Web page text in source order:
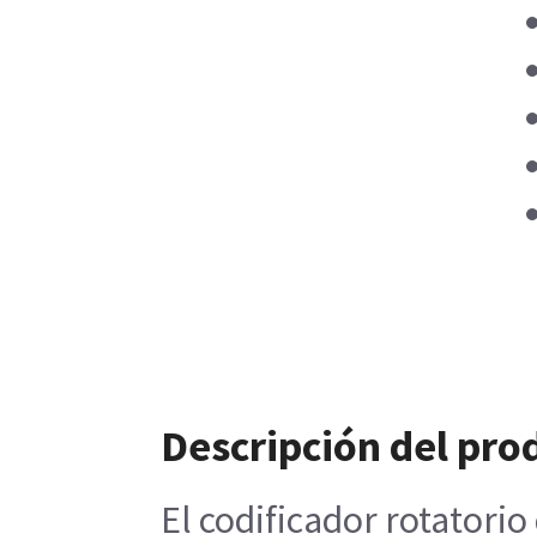
Descripción del
El codificador rotatorio